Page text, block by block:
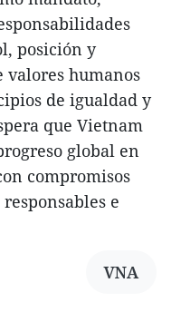
posición y
humanos
de igualdad y
que Vietnam
global en
compromisos
e
VNA